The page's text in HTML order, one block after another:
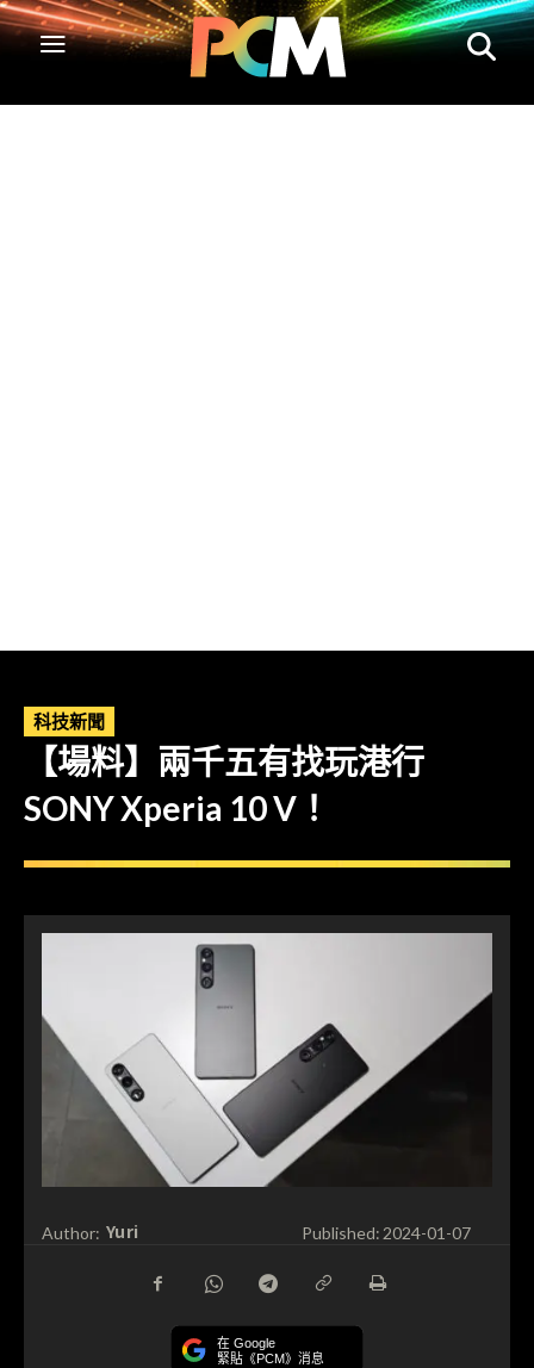
科技新聞
【場料】兩千五有找玩港行
SONY Xperia 10 V！
Author: Yuri Published: 2024-01-07
在 Google
緊貼《PCM》消息